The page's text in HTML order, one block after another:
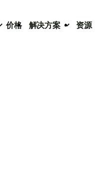
价格 解决方案 资源